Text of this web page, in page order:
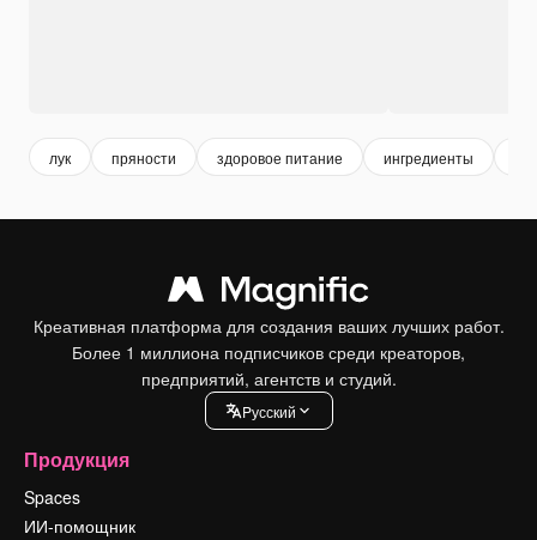
лук пряности здоровое питание ингредиенты
Креативная платформа для создания ваших лучших работ.
Более 1 миллиона подписчиков среди креаторов,
предприятий, агентств и студий.
Pусский
Продукция
Spaces
ИИ-помощник